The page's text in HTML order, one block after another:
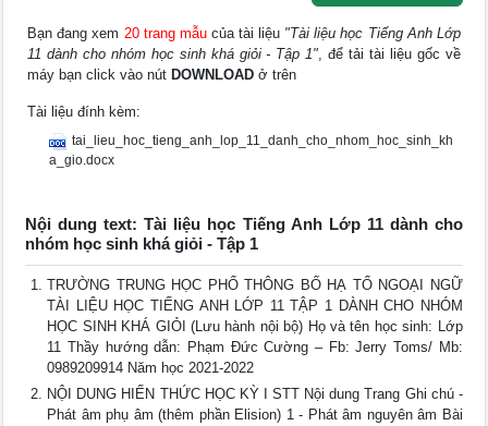
Bạn đang xem 20 trang mẫucủa tài liệu "Tài liệu học Tiếng Anh Lớp
11 dành cho nhóm học sinh khá giỏi - Tập 1", để tải tài liệu gốc về
máy bạn click vào nút DOWNLOAD ở trên
Tài liệu đính kèm:
tai_lieu_hoc_tieng_anh_lop_11_danh_cho_nhom_hoc_sinh_kh
a_gio.docx
Nội dung text: Tài liệu học Tiếng Anh Lớp 11 dành cho
nhóm học sinh khá giỏi - Tập 1
TRƯỜNG TRUNG HỌC PHỔ THÔNG BỐ HẠ TỔ NGOẠI NGỮ
TÀI LIỆU HỌC TIẾNG ANH LỚP 11 TẬP 1 DÀNH CHO NHÓM
HỌC SINH KHÁ GIỎI (Lưu hành nội bộ) Họ và tên học sinh: Lớp
11 Thầy hướng dẫn: Phạm Đức Cường – Fb: Jerry Toms/ Mb:
0989209914 Năm học 2021-2022
NỘI DUNG HIẾN THỨC HỌC KỲ I STT Nội dung Trang Ghi chú -
Phát âm phụ âm (thêm phần Elision) 1 - Phát âm nguyên âm Bài